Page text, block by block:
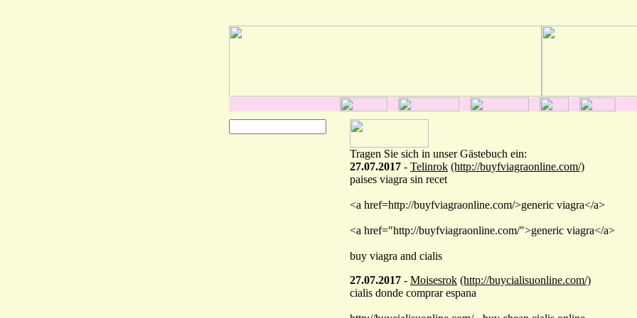
Tragen Sie sich in unser Gästebuch ein:
27.07.2017 - Telinrok (http://buyfviagraonline.com/)
paises viagra sin recet
<a href=http://buyfviagraonline.com/>generic viagra</a>
<a href="http://buyfviagraonline.com/">generic viagra</a>
buy viagra and cialis
27.07.2017 - Moisesrok (http://buycialisuonline.com/)
cialis donde comprar espana